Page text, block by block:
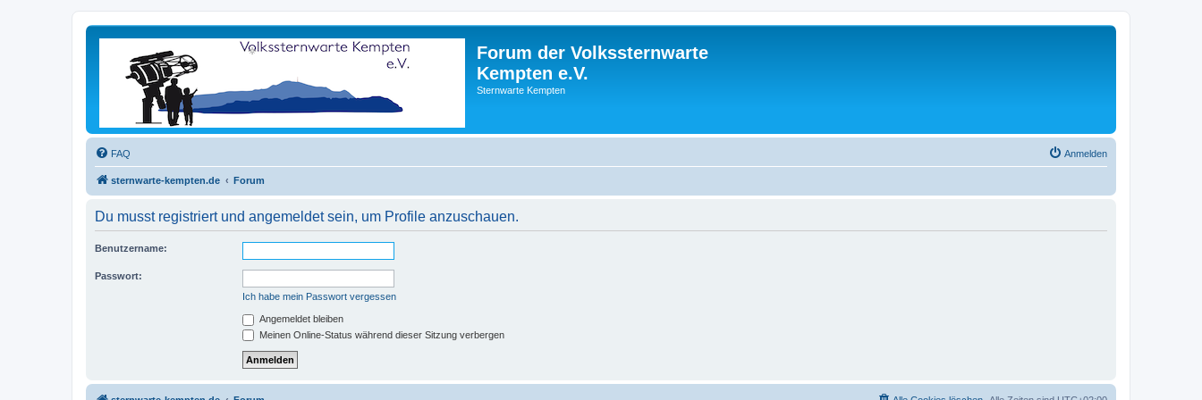
Forum der Volkssternwarte
Kempten e.V.
Sternwarte Kempten
FAQ Anmelden
sternwarte-kempten.de Forum
Du musst registriert und angemeldet sein, um Profile anzuschauen.
Benutzername:
Passwort:
Ich habe mein Passwort vergessen
Angemeldet bleiben
Meinen Online-Status während dieser Sitzung verbergen